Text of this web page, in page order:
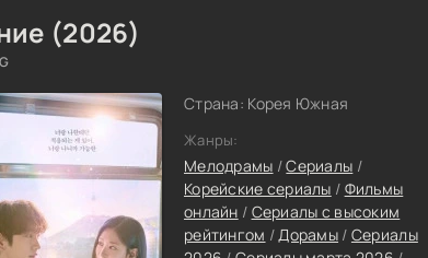
(2026)
Страна: Корея Южная
Жанры:
Мелодрамы /Сериалы /
Корейские сериалы / Фильмы
онлайн / Сериалы с высоким
рейтингом /Дорамы / Сериалы